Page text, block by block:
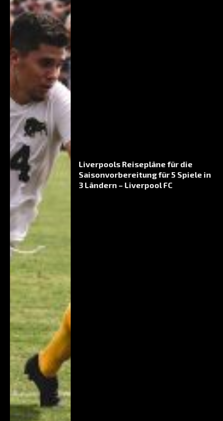
Liverpools Reisepläne für die
Saisonvorbereitung für 5 Spiele in
3 Ländern – Liverpool FC